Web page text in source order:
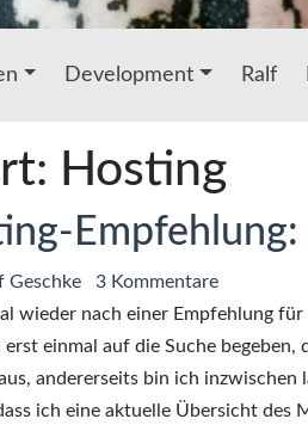
Development Ralf
Hosting
Geschke
3 Kommentare
wieder nach einer Empfehlung
einmal auf die Suche
andererseits bin ich
ich eine aktuelle Übersicht